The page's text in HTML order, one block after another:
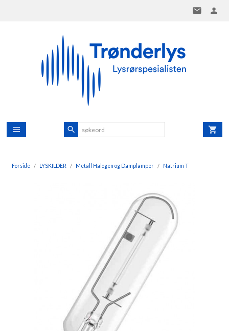
Forside LYSKILDER Metall Halogen og Damplamper Natrium T